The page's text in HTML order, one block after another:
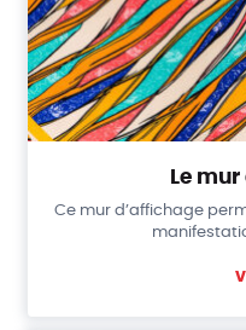
Le
Ce mur d’affichage